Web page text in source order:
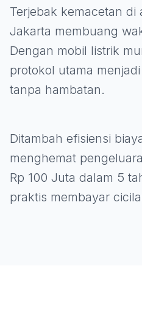
Terjebak kemacetan di
Jakarta membuang
Dengan mobil listrik
protokol utama
tanpa hambatan.
Ditambah efisiensi
menghemat
Rp 100 Juta dalam 5
praktis membayar